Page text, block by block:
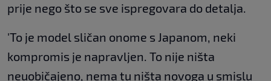
prije nego što se sve ispregovara do detalja.
'To je model sličan onome s Japanom, neki
kompromis je napravljen. To nije ništa
neuobičajeno, nema tu ništa novoga u smislu